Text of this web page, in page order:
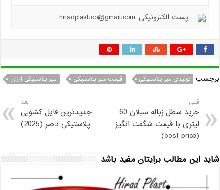
پست الکترونیکی: hiradplast.co@gmail.com
برچسب تولیدی میز پلاستیکی قیمت میز پلاستیکی میز پلاستیکی ارزان
قبلی
خرید سطل زباله سبلان 60
لیتری با قیمت شگفت انگیز
(best price)
بعد
جدیدترین فایل کشویی
پلاستیکی ناصر (2025)
شاید این مطالب برایتان مفید باشد